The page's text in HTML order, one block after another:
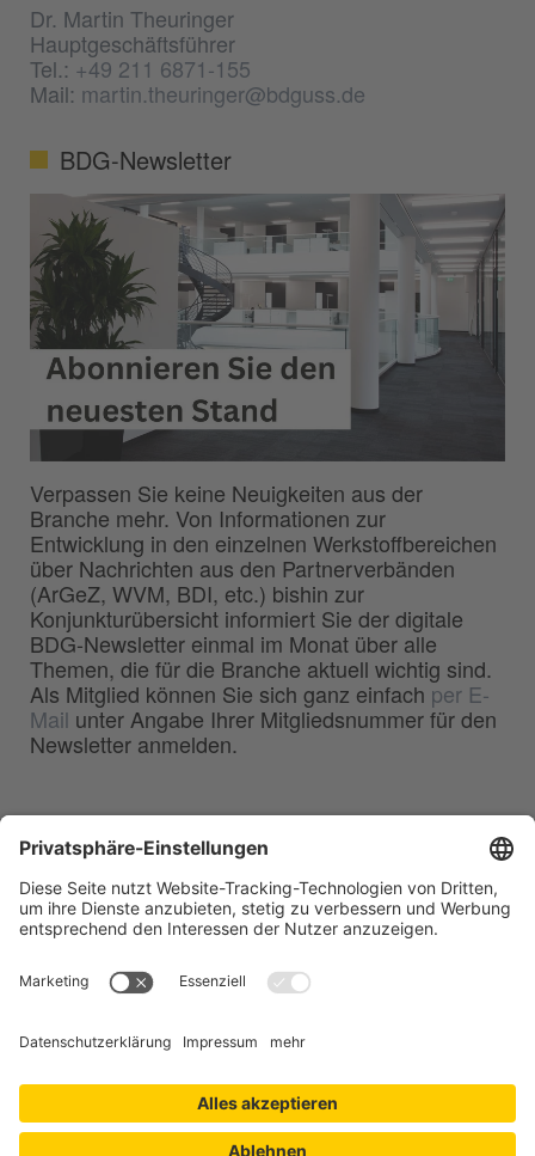
Dr. Martin Theuringer
Hauptgeschäftsführer
Tel.:+49 211 6871-155
Mail: martin.theuringer@bdguss.de
BDG-Newsletter
Verpassen Sie keine Neuigkeiten aus der
Branche mehr. Von Informationen zur
Entwicklung in den einzelnen Werkstoffbereichen
über Nachrichten aus den Partnerverbänden
(ArGeZ, WVM, BDI, etc.) bishin zur
Konjunkturübersicht informiert Sie der digitale
BDG-Newsletter einmal im Monat über alle
Themen, die für die Branche aktuell wichtig sind.
Als Mitglied können Sie sich ganz einfach per E-
Mail unter Angabe Ihrer Mitgliedsnummer für den
Newsletter anmelden.
Deutschen Gießerei-Industrie e.V.
40549 Düsseldorf
Telefon:0211 - 68 71 - 03
0211 - 68 71 - 3333
E-Mail:info(at)bdguss.de